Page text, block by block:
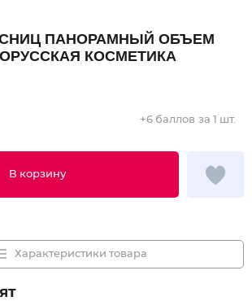
ПАНОРАМНЫЙ ОБЪЕМ
КОСМЕТИКА
В корзину
+6 баллов за 1 шт.
Характеристики товара